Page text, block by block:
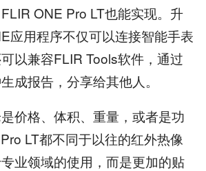
ONE Pro LT也能实现。升
应用程序不仅可以连接智能手表
以兼容FLIR Tools软件，通过
成报告，分享给其他人。
格、体积、重量，或者是功
LT都不同于以往的红外热像
业领域的使用，而是更加的贴